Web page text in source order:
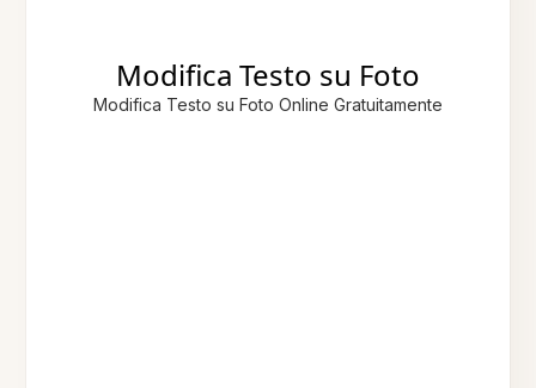
Modifica Testo su Foto
Modifica Testo su Foto Online Gratuitamente